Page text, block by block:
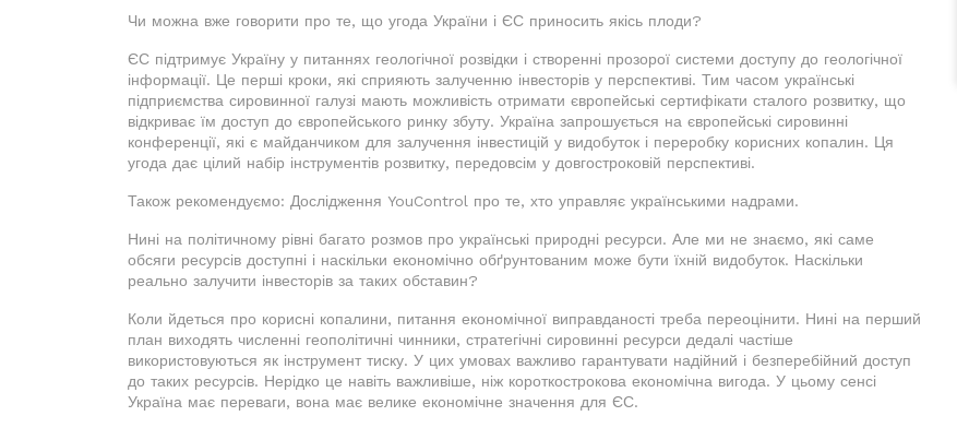
Чи можна вже говорити про те, що угода України і ЄС приносить якісь плоди?
ЄС підтримує Україну у питаннях геологічної розвідки і створенні прозорої системи доступу до геологічної
інформації. Це перші кроки, які сприяють залученню інвесторів у перспективі. Тим часом українські
підприємства сировинної галузі мають можливість отримати європейські сертифікати сталого розвитку, що
відкриває їм доступ до європейського ринку збуту. Україна запрошується на європейські сировинні
конференції, які є майданчиком для залучення інвестицій у видобуток і переробку корисних копалин. Ця
угода дає цілий набір інструментів розвитку, передовсім у довгостроковій перспективі.
Також рекомендуємо: Дослідження YouControl про те, хто управляє українськими надрами.
Нині на політичному рівні багато розмов про українські природні ресурси. Але ми не знаємо, які саме
обсяги ресурсів доступні і наскільки економічно обґрунтованим може бути їхній видобуток. Наскільки
реально залучити інвесторів за таких обставин?
Коли йдеться про корисні копалини, питання економічної виправданості треба переоцінити. Нині на перший
план виходять численні геополітичні чинники, стратегічні сировинні ресурси дедалі частіше
використовуються як інструмент тиску. У цих умовах важливо гарантувати надійний і безперебійний доступ
до таких ресурсів. Нерідко це навіть важливіше, ніж короткострокова економічна вигода. У цьому сенсі
Україна має переваги, вона має велике економічне значення для ЄС.